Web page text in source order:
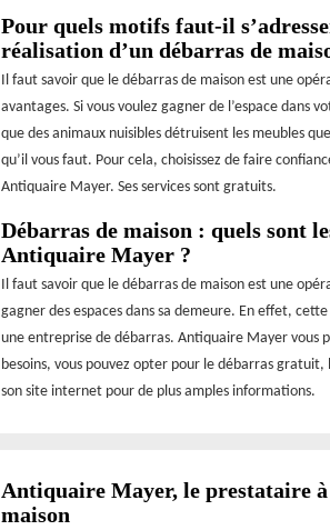
Pour quels motifs faut-il
réalisation d’un débarras de
Il faut savoir que le débarras de maison est une
avantages. Si vous voulez gagner de l’espace dans
que des animaux nuisibles détruisent les meubles
qu’il vous faut. Pour cela, choisissez de faire
Antiquaire Mayer. Ses services sont gratuits.
Débarras de maison : quels sont
Antiquaire Mayer ?
Il faut savoir que le débarras de maison est une
gagner des espaces dans sa demeure. En effet,
une entreprise de débarras. Antiquaire Mayer vous
besoins, vous pouvez opter pour le débarras
son site internet pour de plus amples informations.
Antiquaire Mayer, le prestataire
maison